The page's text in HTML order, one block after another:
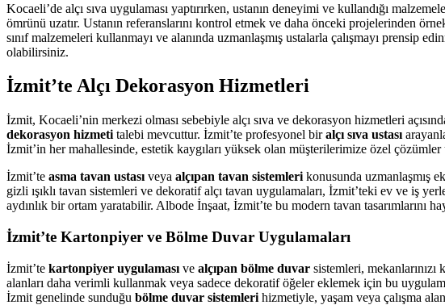
Kocaeli’de alçı sıva uygulaması yaptırırken, ustanın deneyimi ve kullandığı
ömrünü uzatır. Ustanın referanslarını kontrol etmek ve daha önceki projelerinden
sınıf malzemeleri kullanmayı ve alanında uzmanlaşmış ustalarla çalışmayı prensip
olabilirsiniz.
İzmit’te Alçı Dekorasyon Hizmetleri
İzmit, Kocaeli’nin merkezi olması sebebiyle alçı sıva ve dekorasyon hizmetleri
dekorasyon hizmeti talebi mevcuttur. İzmit’te profesyonel biralçı sıva ustası
İzmit’in her mahallesinde, estetik kaygıları yüksek olan müşterilerimize özel
İzmit’te asma tavan ustası veya alçıpan tavan sistemleri konusunda uzmanlaşmış
gizli ışıklı tavan sistemleri ve dekoratif alçı tavan uygulamaları, İzmit’teki ev ve iş
aydınlık bir ortam yaratabilir. Albode İnşaat, İzmit’te bu modern tavan tasarımlarını
İzmit’te Kartonpiyer ve Bölme Duvar Uygulamaları
İzmit’te kartonpiyer uygulaması ve alçıpan bölme duvar sistemleri,
alanları daha verimli kullanmak veya sadece dekoratif öğeler eklemek için bu
İzmit genelinde sunduğu bölme duvar sistemleri hizmetiyle, yaşam veya çalışma